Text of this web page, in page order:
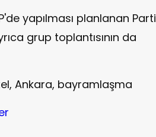
yapılması planlanan Parti
grup toplantısının da
Ankara, bayramlaşma